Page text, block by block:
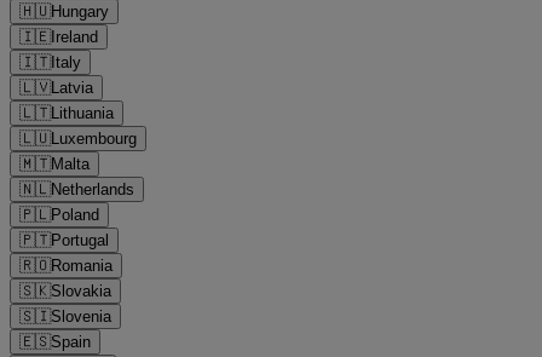
🇭🇺Hungary
🇮🇪Ireland
🇮🇹Italy
🇱🇻Latvia
🇱🇹Lithuania
🇱🇺Luxembourg
🇲🇹Malta
🇳🇱Netherlands
🇵🇱Poland
🇵🇹Portugal
🇷🇴Romania
🇸🇰Slovakia
🇸🇮Slovenia
🇪🇸Spain